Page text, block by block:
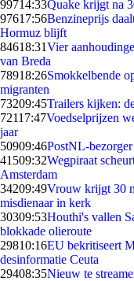
99714:33Quake krijgt na
97617:56Benzineprijs
Hormuz blijft
84618:31Vier
van Breda
78918:26Smokkelbende
migranten
73209:45Trailers kijken:
72117:47Voedselprijzen
jaar
50909:46PostNL-
41509:32Wegpiraat
Amsterdam
34209:49Vrouw krijgt 30
misdienaar in kerk
30309:53Houthi's vallen
blokkade olieroute
29810:16EU bekritiseert
desinformatie Ceuta
29408:35Nieuw te